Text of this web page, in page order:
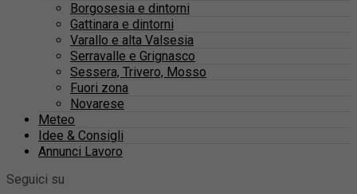
Borgosesia e dintorni
Gattinara e dintorni
Varallo e alta Valsesia
Serravalle e Grignasco
Sessera, Trivero, Mosso
Fuori zona
Novarese
Meteo
Idee & Consigli
Annunci Lavoro
Seguici su